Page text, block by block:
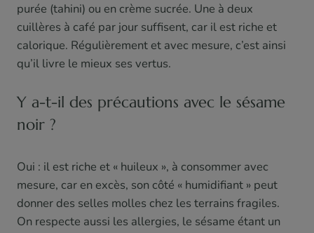
purée (tahini) ou en crème sucrée. Une à deux
cuillères à café par jour suffisent, car il est riche et
calorique. Régulièrement et avec mesure, c’est ainsi
qu’il livre le mieux ses vertus.
Y a-t-il des précautions avec le sésame
noir ?
Oui : il est riche et « huileux », à consommer avec
mesure, car en excès, son côté « humidifiant » peut
donner des selles molles chez les terrains fragiles.
On respecte aussi les allergies, le sésame étant un